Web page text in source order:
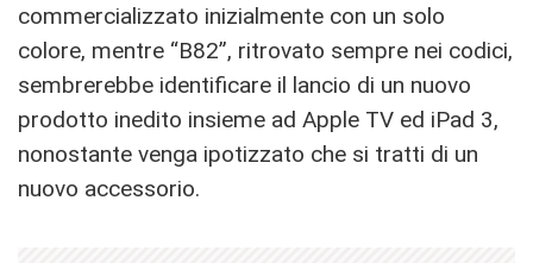
commercializzato inizialmente con un solo
colore, mentre “B82”, ritrovato sempre nei codici,
sembrerebbe identificare il lancio di un nuovo
prodotto inedito insieme ad Apple TV ed iPad 3,
nonostante venga ipotizzato che si tratti di un
nuovo accessorio.